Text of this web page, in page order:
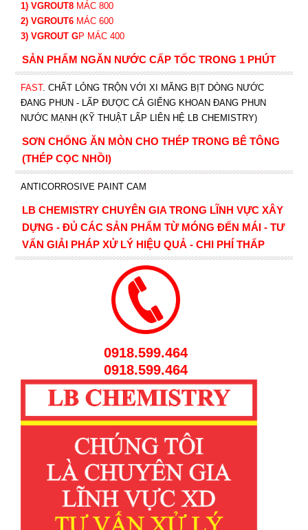
1) VGROUT8 MÁC 800
2) VGROUT6MÁC 600
3) VGROUT GP MÁC 400
SẢN PHẨM NGĂN NƯỚC CẤP TỐC TRONG 1 PHÚT
FAST. CHẤT LỎNG TRỘN VỚI XI MĂNG BỊT DÒNG NƯỚC
ĐANG PHUN - LẤP ĐƯỢC CẢ GIẾNG KHOAN ĐANG PHUN
NƯỚC MẠNH (KỸ THUẬT LẤP LIÊN HỆ LB CHEMISTRY)
SƠN CHỐNG ĂN MÒN CHO THÉP TRONG BÊ TÔNG
(THÉP CỌC NHỒI)
ANTICORROSIVE PAINT CAM
LB CHEMISTRY CHUYÊN GIA TRONG LĨNH VỰC XÂY
DỰNG - ĐỦ CÁC SẢN PHẨM TỪ MÓNG ĐẾN MÁI - TƯ
VẤN GIẢI PHÁP XỬ LÝ HIỆU QUẢ - CHI PHÍ THẤP
0918.599.464
0918.599.464